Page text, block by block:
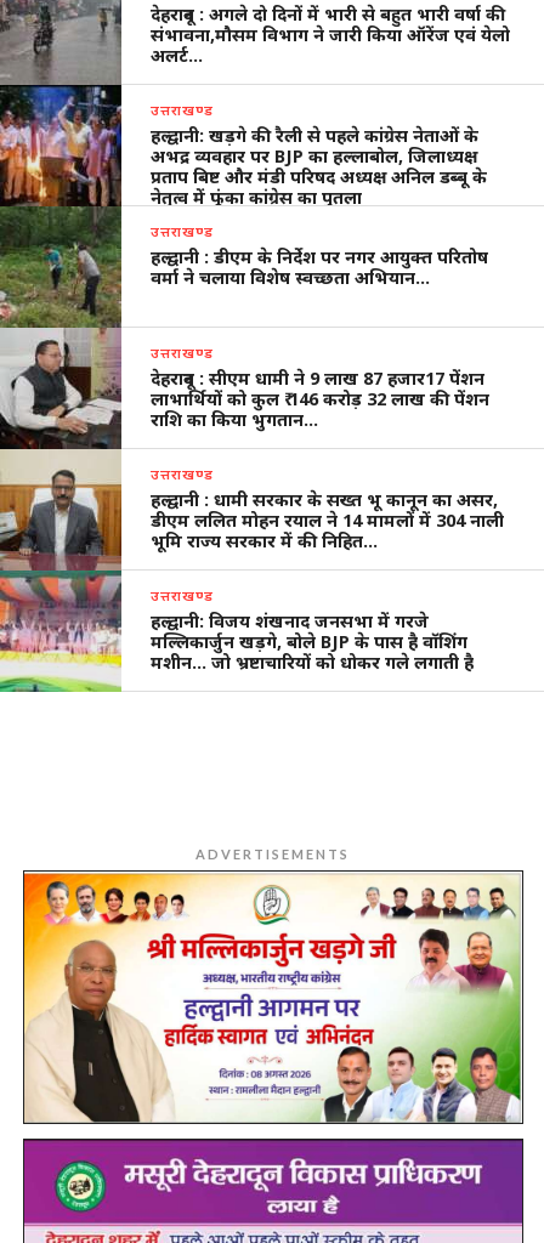
देहरादून : अगले दो दिनों में भारी से बहुत भारी वर्षा की
संभावना,मौसम विभाग ने जारी किया ऑरेंज एवं येलो
अलर्ट…
उत्तराखण्ड
हल्द्वानी: खड़गे की रैली से पहले कांग्रेस नेताओं के
अभद्र व्यवहार पर BJP का हल्लाबोल, जिलाध्यक्ष
प्रताप बिष्ट और मंडी परिषद अध्यक्ष अनिल डब्बू के
नेतृत्व में फूंका कांग्रेस का पुतला
उत्तराखण्ड
हल्द्वानी : डीएम के निर्देश पर नगर आयुक्त परितोष
वर्मा ने चलाया विशेष स्वच्छता अभियान…
उत्तराखण्ड
देहरादून : सीएम धामी ने 9 लाख 87 हजार17 पेंशन
लाभार्थियों को कुल ₹ 146 करोड़ 32 लाख की पेंशन
राशि का किया भुगतान…
उत्तराखण्ड
हल्द्वानी : धामी सरकार के सख्त भू कानून का असर,
डीएम ललित मोहन रयाल ने 14 मामलों में 304 नाली
भूमि राज्य सरकार में की निहित…
उत्तराखण्ड
हल्द्वानी: विजय शंखनाद जनसभा में गरजे
मल्लिकार्जुन खड़गे, बोले BJP के पास है वॉशिंग
मशीन… जो भ्रष्टाचारियों को धोकर गले लगाती है
ADVERTISEMENTS